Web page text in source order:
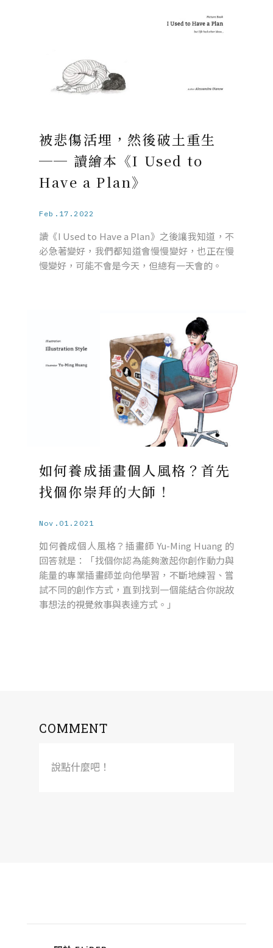
被悲傷活埋，然後破土重生
── 讀繪本《I Used to
Have a Plan》
Feb.17.2022
讀《I Used to Have a Plan》之後讓我知道，不
必急著變好，我們都知道會慢慢變好，也正在慢
慢變好，可能不會是今天，但總有一天會的。
如何養成插畫個人風格？首先
找個你崇拜的大師！
Nov.01.2021
如何養成個人風格？插畫師 Yu-Ming Huang 的
回答就是：「找個你認為能夠激起你創作動力與
能量的專業插畫師並向他學習，不斷地練習、嘗
試不同的創作方式，直到找到一個能結合你說故
事想法的視覺敘事與表達方式。」
COMMENT
說點什麼吧！